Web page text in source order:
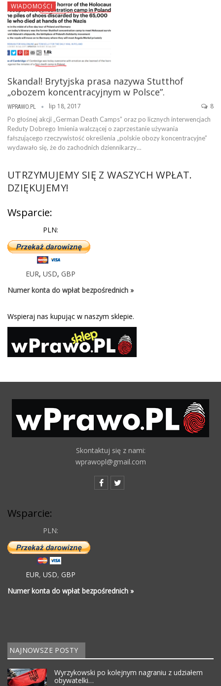
WIADOMOŚCI
Skandal! Brytyjska prasa nazywa Stutthof
„obozem koncentracyjnym w Polsce”.
WPRAWO.PL lip 18, 2017 8
Po głośnej akcji „German Death Camps” oraz po licznych interwencjach
Reduty Dobrego Imienia walczącej o zaprzestanie używania
fałszującego rzeczywistość określenia „polskie obozy koncentracyjne”
wydawało się, że do zachodnich dziennikarzy…
UTRZYMUJEMY SIĘ Z WASZYCH WPŁAT.
DZIĘKUJEMY!
Wsparcie:
PLN:
EUR, USD, GBP
Numer konta do wpłat bezpośrednich »
Wspieraj nas kupując w naszym sklepie.
Skontaktuj się z nami:
wprawopl@gmail.com
Wsparcie:
PLN:
EUR, USD, GBP
Numer konta do wpłat bezpośrednich »
NAJNOWSZE POSTY
Wyrzykowski po kolejnym nagraniu z udziałem
obywatelki…